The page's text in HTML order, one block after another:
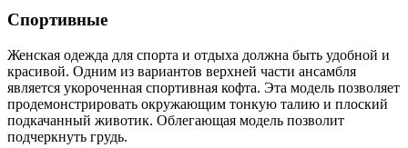
Спортивные
Женская одежда для спорта и отдыха должна быть удобной и
красивой. Одним из вариантов верхней части ансамбля
является укороченная спортивная кофта. Эта модель позволяет
продемонстрировать окружающим тонкую талию и плоский
подкачанный животик. Облегающая модель позволит
подчеркнуть грудь.